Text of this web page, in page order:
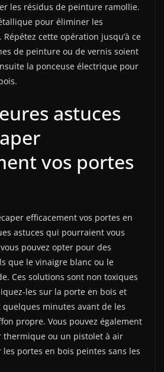
les résidus de peinture ramollie.
pour éliminer les
cette opération jusqu’à ce
de peinture ou de vernis soient
la ponceuse électrique pour
astuces
vos portes
efficacement vos portes en
astuces qui pourraient vous
pouvez opter pour des
que le vinaigre blanc ou le
Ces solutions sont non toxiques
les sur la porte en bois et
minutes avant de les
propre. Vous pouvez également
thermique ou un pistolet à air
portes en bois peintes sans les